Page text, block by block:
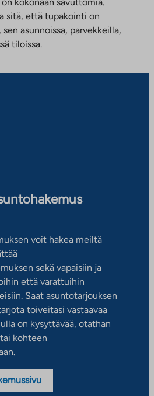
sitä, että tupakointi on
asunnoissa, parvekkeilla,
tiloissa.
voit hakea meiltä
sekä vapaisiin ja
että varattuihin
Saat asuntotarjouksen
toiveitasi vastaavaa
on kysyttävää, otathan
kohteen